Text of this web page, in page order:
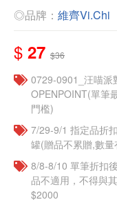
◎品牌： 維齊Vi.Chi
$ 27 $36
0729-0901_汪喵派
OPENPOINT(單筆
門檻)
7/29-9/1 指定品折
罐(贈品不累贈,數
8/8-8/10 單筆折扣
品不適用，不得與
$2000